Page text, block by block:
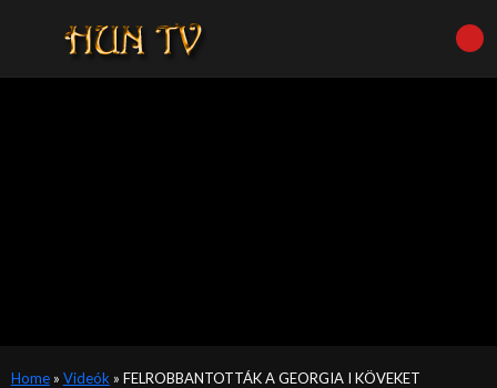
Home» Videók » FELROBBANTOTTÁK A GEORGIA I KÖVEKET